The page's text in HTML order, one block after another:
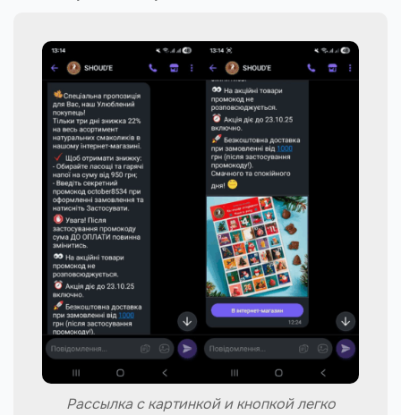
Рассылка с картинкой и кнопкой легко